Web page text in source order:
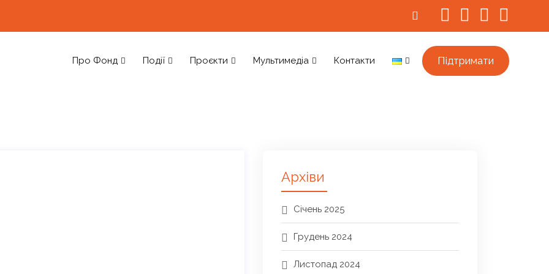
Про Фонд Події Проєкти Мультимедіа Контакти Підтримати
Архіви
Січень 2025
Грудень 2024
Листопад 2024